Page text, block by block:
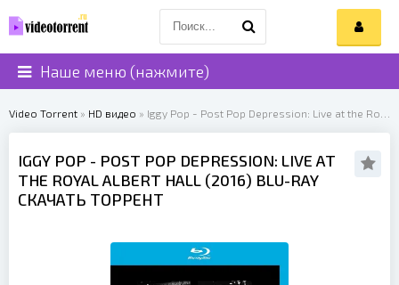
Наше меню (нажмите)
Video Torrent » HD видео » Iggy Pop - Post Pop Depression: Live at the Royal Albert Hall (2016)
IGGY POP - POST POP DEPRESSION: LIVE AT
THE ROYAL ALBERT HALL (2016) BLU-RAY
СКАЧАТЬ ТОРРЕНТ